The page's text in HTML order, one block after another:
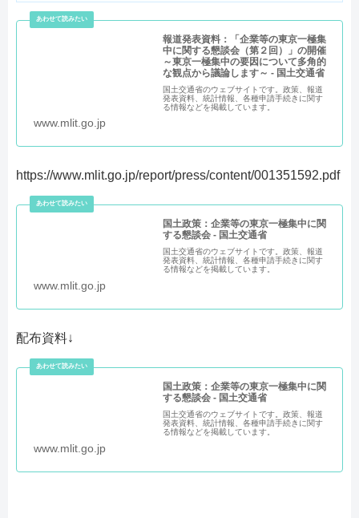
報道発表資料：「企業等の東京一極集
中に関する懇談会（第２回）」の開催
～東京一極集中の要因について多角的
な観点から議論します～ - 国土交通省
国土交通省のウェブサイトです。政策、報道
発表資料、統計情報、各種申請手続きに関す
る情報などを掲載しています。
www.mlit.go.jp
https://www.mlit.go.jp/report/press/content/001351592.pdf
国土政策：企業等の東京一極集中に関
する懇談会 - 国土交通省
国土交通省のウェブサイトです。政策、報道
発表資料、統計情報、各種申請手続きに関す
る情報などを掲載しています。
www.mlit.go.jp
配布資料↓
国土政策：企業等の東京一極集中に関
する懇談会 - 国土交通省
国土交通省のウェブサイトです。政策、報道
発表資料、統計情報、各種申請手続きに関す
る情報などを掲載しています。
www.mlit.go.jp